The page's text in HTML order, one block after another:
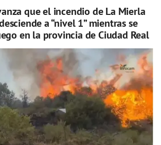
que el incendio de La Mierla
a “nivel 1” mientras se
en la provincia de Ciudad Real